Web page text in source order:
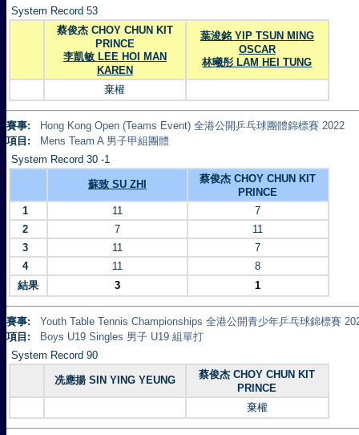
System Record 53
蔡俊杰 CHOY CHUN KIT
PRINCE
李凱敏 LEE HOI MAN
KAREN
葉浚銘 YIP TSUN MING
OSCAR
林曦彤 LAM HEI TUNG
棄權
賽事:
Hong Kong Open (Teams Event) 全港公開乒乓球團體錦標賽 2022
項目:
Mens Team A 男子甲組團體
System Record 30 -1
蘇致 SU ZHI
蔡俊杰 CHOY CHUN KIT
PRINCE
1
11
7
2
7
11
3
11
7
4
11
8
結果
3 1
賽事:
Youth Table Tennis Championships 全港公開青少年乒乓球錦標賽
項目:
Boys U19 Singles 男子 U19 組單打
System Record 90
冼應揚 SIN YING YEUNG
蔡俊杰 CHOY CHUN KIT
PRINCE
棄權